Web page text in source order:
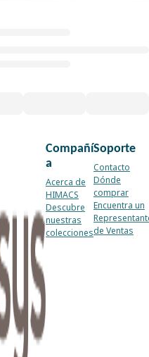
Compañí
a
Acerca de
HIMACS
Descubre
nuestras
colecciones
Soporte
Contacto
Dónde
comprar
Encuentra un
de Ventas